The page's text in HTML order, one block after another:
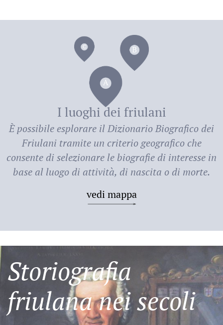
deiI luoghi dei friulani
È possibile esplorare ilDizionario Biografico dei
Friulani tramite un criterio geografico che
consente di selezionare le biografie di interesse in
base al luogo di attività, di nascita o di morte.
vedi mappa
Storiografia
friulana nei secoli